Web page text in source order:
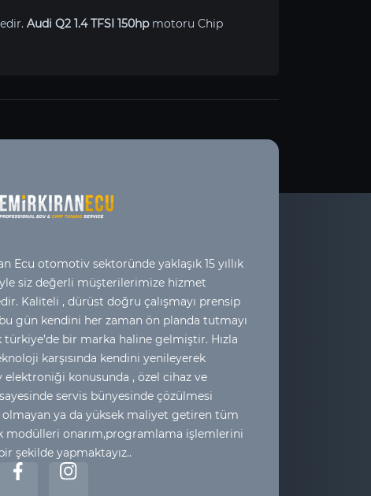
Audi Q2 1.4 TFSI 150hpmotoru Chip
Ecu otomotiv sektoründe yaklaşık 15 yıllık
siz değerli müşterilerimize hizmet
Kaliteli , dürüst doğru çalışmayı prensip
gün kendini her zaman ön planda tutmayı
türkiye’de bir marka haline gelmiştir. Hızla
karşısında kendini yenileyerek
konusunda , özel cihaz ve
servis bünyesinde çözülmesi
ya da yüksek maliyet getiren tüm
modülleri onarım,programlama işlemlerini
şekilde yapmaktayız..